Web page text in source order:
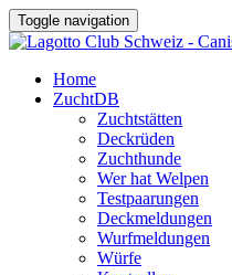
Toggle navigation
Home
ZuchtDB
Zuchtstätten
Deckrüden
Zuchthunde
Wer hat Welpen
Testpaarungen
Deckmeldungen
Wurfmeldungen
Würfe